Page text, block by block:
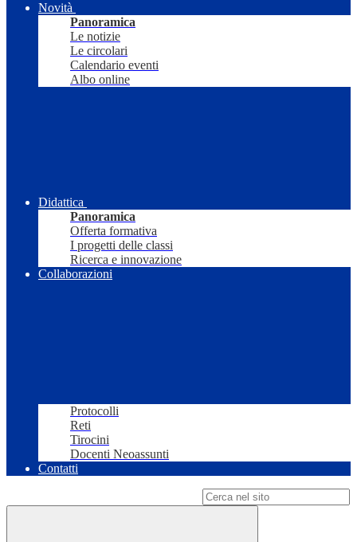
Novità
Panoramica
Le notizie
Le circolari
Calendario eventi
Albo online
Didattica
Panoramica
Offerta formativa
I progetti delle classi
Ricerca e innovazione
Collaborazioni
Protocolli
Reti
Tirocini
Docenti Neoassunti
Contatti